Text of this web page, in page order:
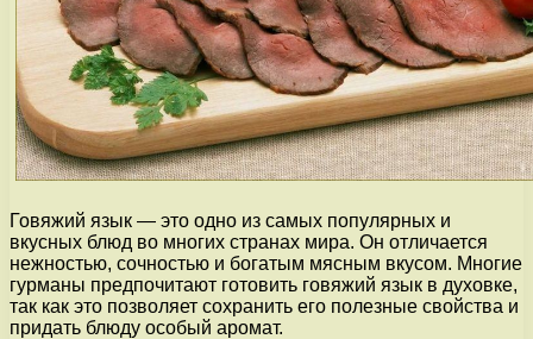
Говяжий язык — это одно из самых популярных и
вкусных блюд во многих странах мира. Он отличается
нежностью, сочностью и богатым мясным вкусом. Многие
гурманы предпочитают готовить говяжий язык в духовке,
так как это позволяет сохранить его полезные свойства и
придать блюду особый аромат.